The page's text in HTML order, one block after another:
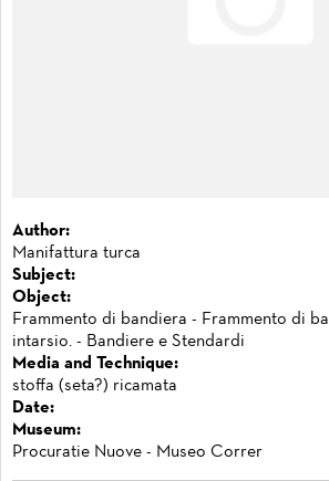
Author:
Manifattura turca
Subject:
Object:
Frammento di bandiera - Frammento di
intarsio. - Bandiere e Stendardi
Media and Technique:
stoffa (seta?) ricamata
Date:
Museum:
Procuratie Nuove - Museo Correr